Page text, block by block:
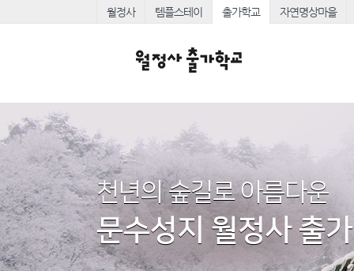
월정사 템플스테이 출가학교 자연명상마을
천년의 숲길로 아름다운
문수성지 월정사 출